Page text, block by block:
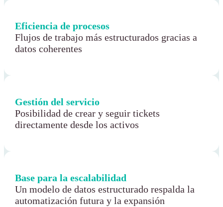
Eficiencia de procesos
Flujos de trabajo más estructurados gracias a
datos coherentes
Gestión del servicio
Posibilidad de crear y seguir tickets
directamente desde los activos
Base para la escalabilidad
Un modelo de datos estructurado respalda la
automatización futura y la expansión